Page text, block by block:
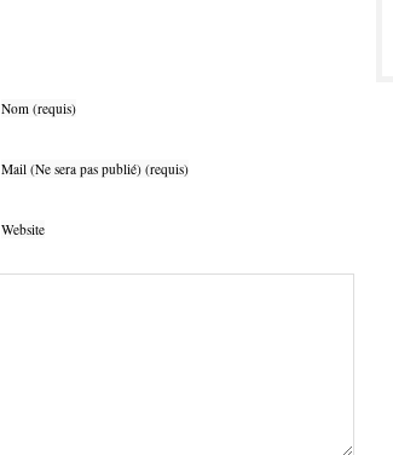
Nom (requis)
Mail (Ne sera pas publié) (requis)
Website